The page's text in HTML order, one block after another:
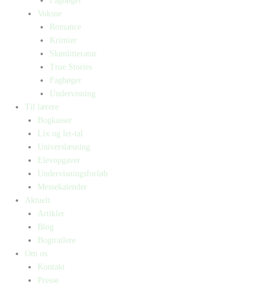
Voksne
Romance
Krimier
Skønlitteratur
True Stories
Fagbøger
Undervisning
Til lærere
Bogkasser
Lix og let-tal
Universlæsning
Elevopgaver
Undervisningsforløb
Messekalender
Aktuelt
Artikler
Blog
Bogtrailere
Om os
Kontakt
Presse